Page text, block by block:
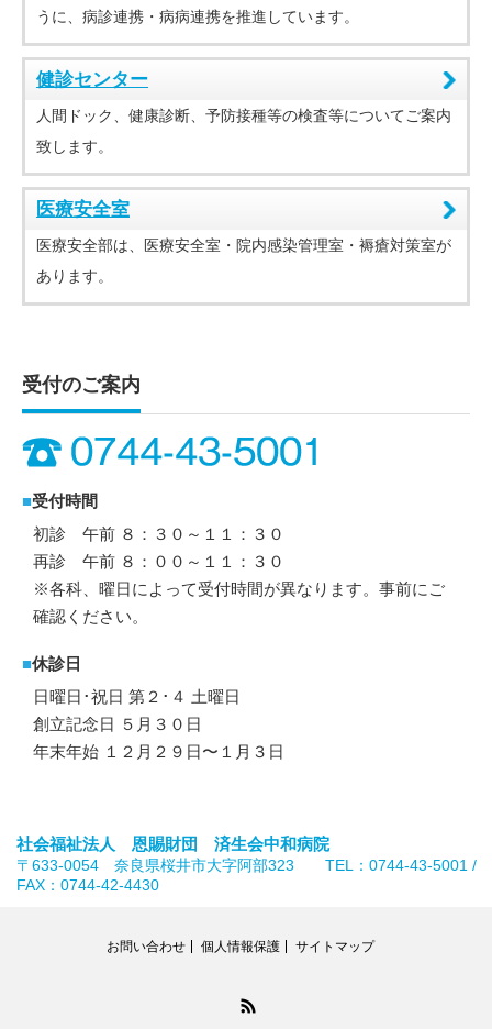
うに、病診連携・病病連携を推進しています。
健診センター
人間ドック、健康診断、予防接種等の検査等についてご案内
致します。
医療安全室
医療安全部は、医療安全室・院内感染管理室・褥瘡対策室が
あります。
受付のご案内
■受付時間
初診 午前 ８：３０～１１：３０
再診 午前 ８：００～１１：３０
※各科、曜日によって受付時間が異なります。事前にご
確認ください。
■休診日
日曜日･祝日 第２･４ 土曜日
創立記念日 ５月３０日
年末年始 １２月２９日〜１月３日
社会福祉法人 恩賜財団 済生会中和病院
〒633-0054 奈良県桜井市大字阿部323 TEL：0744-43-5001 /
FAX：0744-42-4430
お問い合わせ 個人情報保護 サイトマップ